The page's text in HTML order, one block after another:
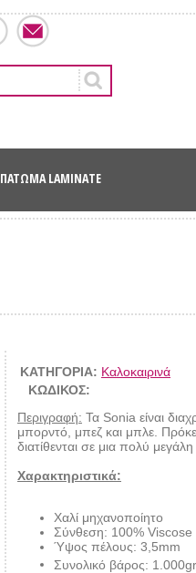
ΠΑΤΩΜΑ LAMINATE
ΚΑΤΗΓΟΡΙΑ: Καλοκαιρινά
ΚΩΔΙΚΟΣ:
Περιγραφή: Τα Sonia είναι
μπορντό, μπεζ και μπλε.
διατίθενται σε μια πολύ
Χαρακτηριστικά:
Χαλί μηχανοποίητο
Σύνθεση: 100% Viscose
Ύψος πέλους: 3,5mm
Συνολικό βάρος: